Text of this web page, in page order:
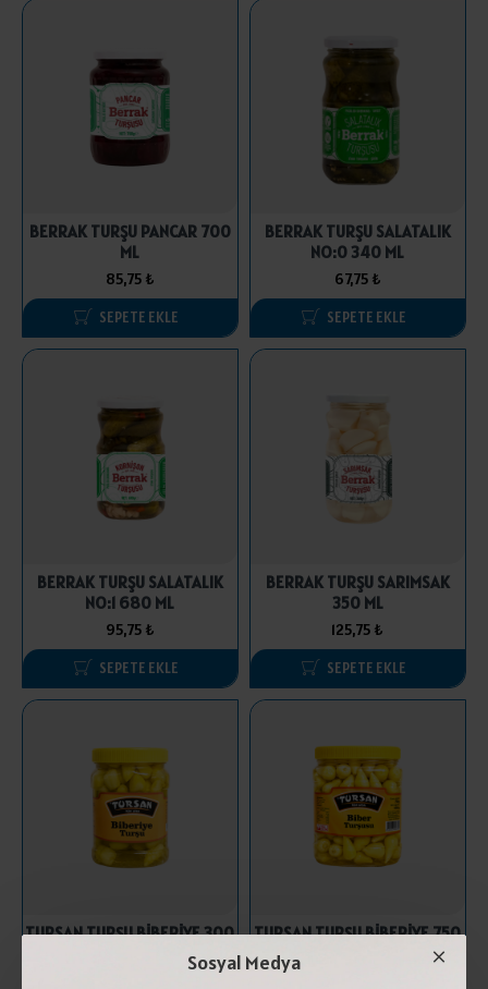
Sosyal Medya
BERRAK TURŞU PANCAR 700
ML
85,75 ₺
SEPETE EKLE
BERRAK TURŞU SALATALIK
NO:0 340 ML
67,75 ₺
SEPETE EKLE
BERRAK TURŞU SALATALIK
NO:1 680 ML
95,75 ₺
SEPETE EKLE
BERRAK TURŞU SARIMSAK
350 ML
125,75 ₺
SEPETE EKLE
TURSAN TURŞU BİBERİYE 300
TURSAN TURŞU BİBERİYE 750